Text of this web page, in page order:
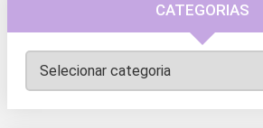
CATEGORIAS
Categorias